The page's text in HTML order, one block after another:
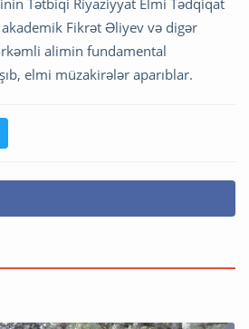
Tətbiqi Riyaziyyat Elmi Tədqiqat
Fikrət Əliyev və digər
alimin fundamental
elmi müzakirələr aparıblar.